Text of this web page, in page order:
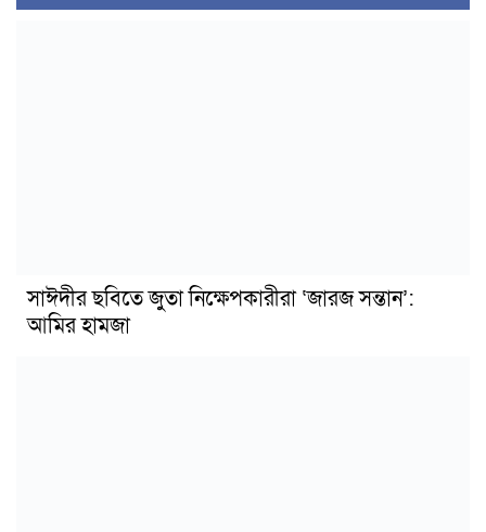
সাঈদীর ছবিতে জুতা নিক্ষেপকারীরা ‘জারজ সন্তান’:
আমির হামজা